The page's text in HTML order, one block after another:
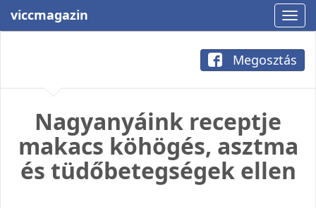
viccmagazin
Megosztás
Nagyanyáink receptje
makacs köhögés, asztma
és tüdőbetegségek ellen